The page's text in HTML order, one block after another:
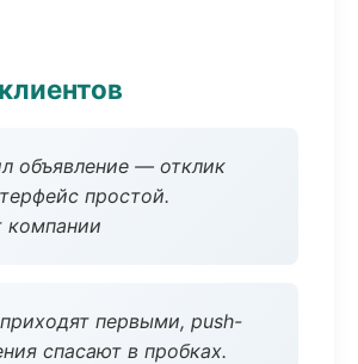
объявление — отклик
простой.
компании
первыми, push-
спасают в пробках.